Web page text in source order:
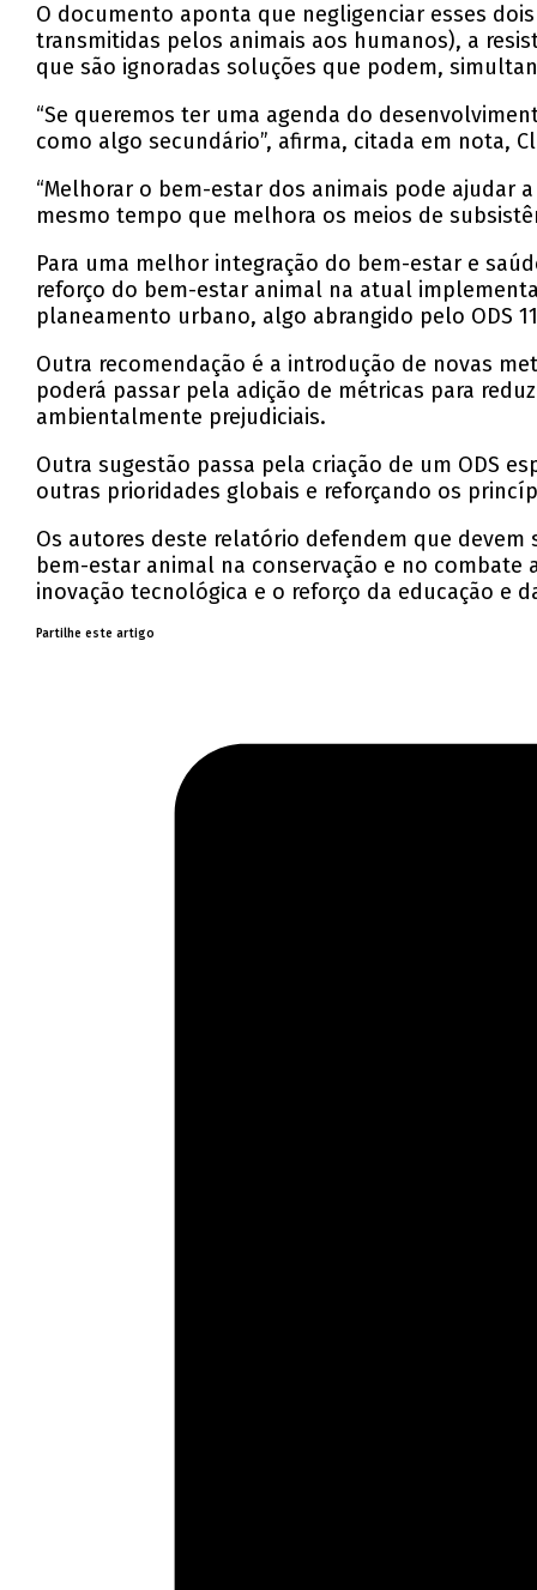
O documento aponta que negligenciar esses
transmitidas pelos animais aos humanos), a
que são ignoradas soluções que podem,
“Se queremos ter uma agenda do
como algo secundário”, afirma, citada em nota,
“Melhorar o bem-estar dos animais pode ajudar
mesmo tempo que melhora os meios de
Para uma melhor integração do bem-estar e
reforço do bem-estar animal na atual
planeamento urbano, algo abrangido pelo ODS
Outra recomendação é a introdução de novas
poderá passar pela adição de métricas para
ambientalmente prejudiciais.
Outra sugestão passa pela criação de um ODS
outras prioridades globais e reforçando os
Os autores deste relatório defendem que
bem-estar animal na conservação e no
inovação tecnológica e o reforço da educação e
Partilhe este artigo